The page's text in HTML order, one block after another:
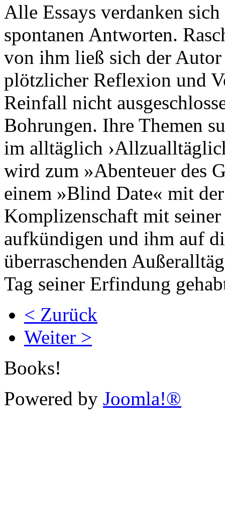
Alle Essays verdanken
spontanen Antworten.
von ihm ließ sich der
plötzlicher Reflexion und
Reinfall nicht
Bohrungen. Ihre Themen
im alltäglich
wird zum »Abenteuer des
einem »Blind Date« mit
Komplizenschaft mit
aufkündigen und ihm auf
überraschenden
Tag seiner Erfindung
< Zurück
Weiter >
Books!
Powered by Joomla!®